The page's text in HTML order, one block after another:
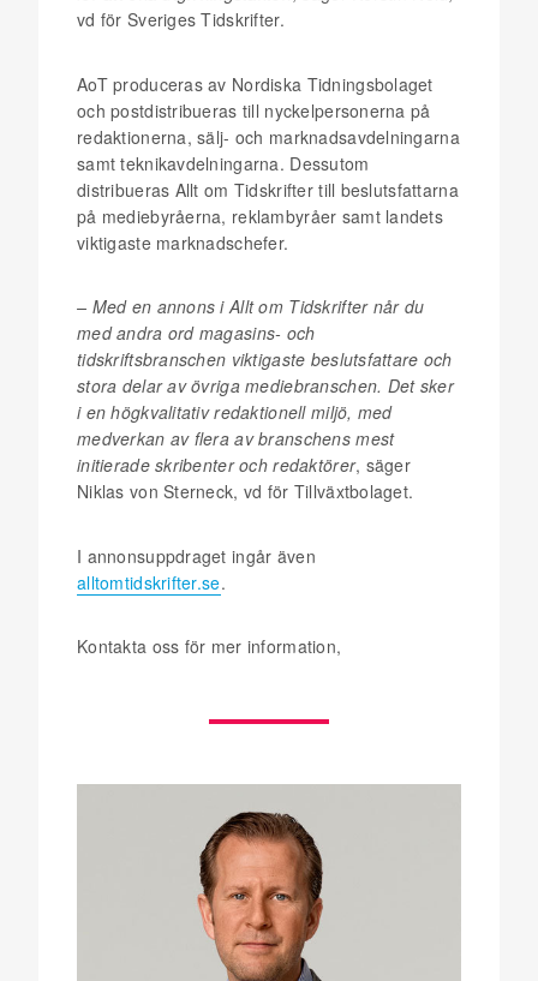
vd för Sveriges Tidskrifter.
AoT produceras av Nordiska Tidningsbolaget
och postdistribueras till nyckelpersonerna på
redaktionerna, sälj- och marknadsavdelningarna
samt teknikavdelningarna. Dessutom
distribueras Allt om Tidskrifter till beslutsfattarna
på mediebyråerna, reklambyråer samt landets
viktigaste marknadschefer.
– Med en annons i Allt om Tidskrifter når du
med andra ord magasins- och
tidskriftsbranschen viktigaste beslutsfattare och
stora delar av övriga mediebranschen. Det sker
i en högkvalitativ redaktionell miljö, med
medverkan av flera av branschens mest
initierade skribenter och redaktörer, säger
Niklas von Sterneck, vd för Tillväxtbolaget.
I annonsuppdraget ingår även
alltomtidskrifter.se.
Kontakta oss för mer information,